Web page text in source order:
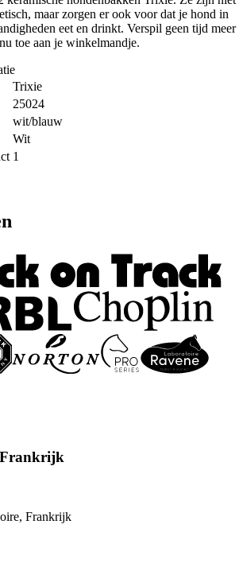
maar zorgen er ook voor dat je hond in
eet en drinkt. Verspil geen tijd meer
toe aan je winkelmandje.
Trixie
25024
wit/blauw
Wit
1
Frankrijk
Frankrijk